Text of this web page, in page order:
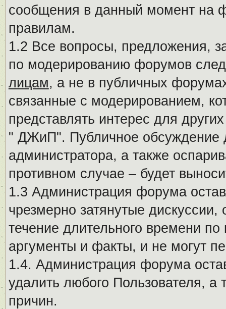
сообщения в данный момент на
правилам.
1.2 Все вопросы, предложения,
по модерированию форумов
лицам, а не в публичных
связанные с модерированием,
представлять интерес для
" ДЖиП". Публичное обсуждение
администратора, а также
противном случае – будет
1.3 Администрация форума
чрезмерно затянутые
течение длительного времени
аргументы и факты, и не могут
1.4. Администрация форума
удалить любого Пользователя, а
причин.